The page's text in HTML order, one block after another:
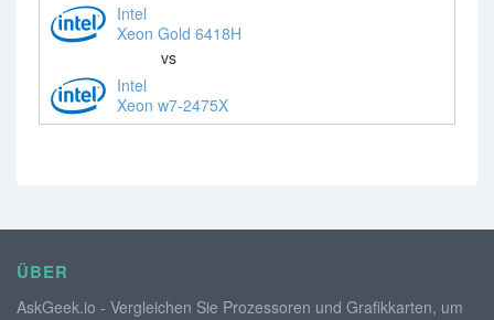
Intel
Xeon Gold 6418H
vs
Intel
Xeon w7-2475X
ÜBER
AskGeek.io - Vergleichen Sie Prozessoren und Grafikkarten, um